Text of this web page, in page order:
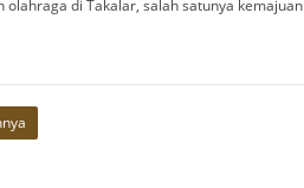
olahraga di Takalar, salah satunya kemajuan